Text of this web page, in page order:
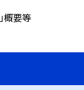
概要等